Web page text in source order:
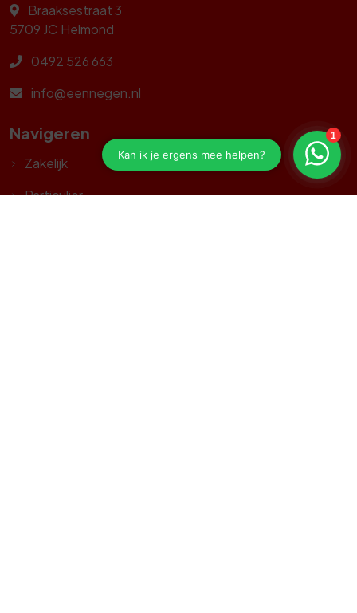
Braaksestraat 3
5709 JC Helmond
0492 526 663
info@eennegen.nl
Navigeren
Zakelijk
Particulier